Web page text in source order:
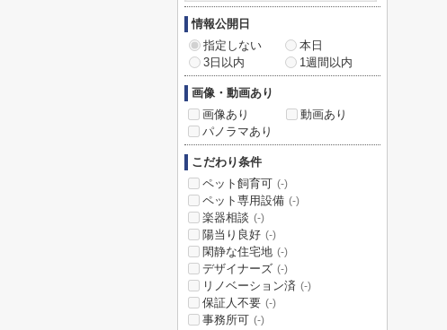
情報公開日
指定しない
本日
3日以内
1週間以内
画像・動画あり
画像あり
動画あり
パノラマあり
こだわり条件
ペット飼育可 (-)
ペット専用設備 (-)
楽器相談 (-)
陽当り良好 (-)
閑静な住宅地 (-)
デザイナーズ (-)
リノベーション済 (-)
保証人不要 (-)
事務所可 (-)